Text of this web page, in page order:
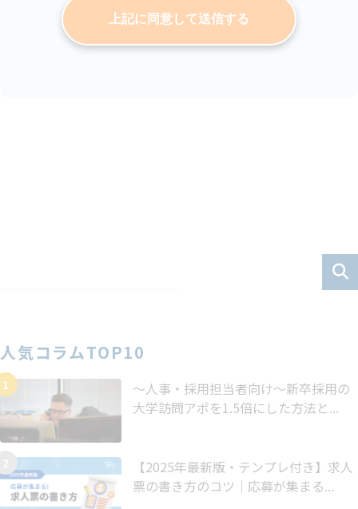
人気コラムTOP10
～人事・採用担当者向け～新卒採用の
大学訪問アポを1.5倍にした方法と...
【2025年最新版・テンプレ付き】求人
票の書き方のコツ｜応募が集まる...